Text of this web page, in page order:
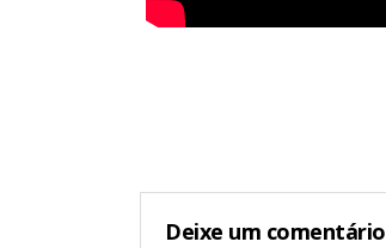
Deixe um comentário